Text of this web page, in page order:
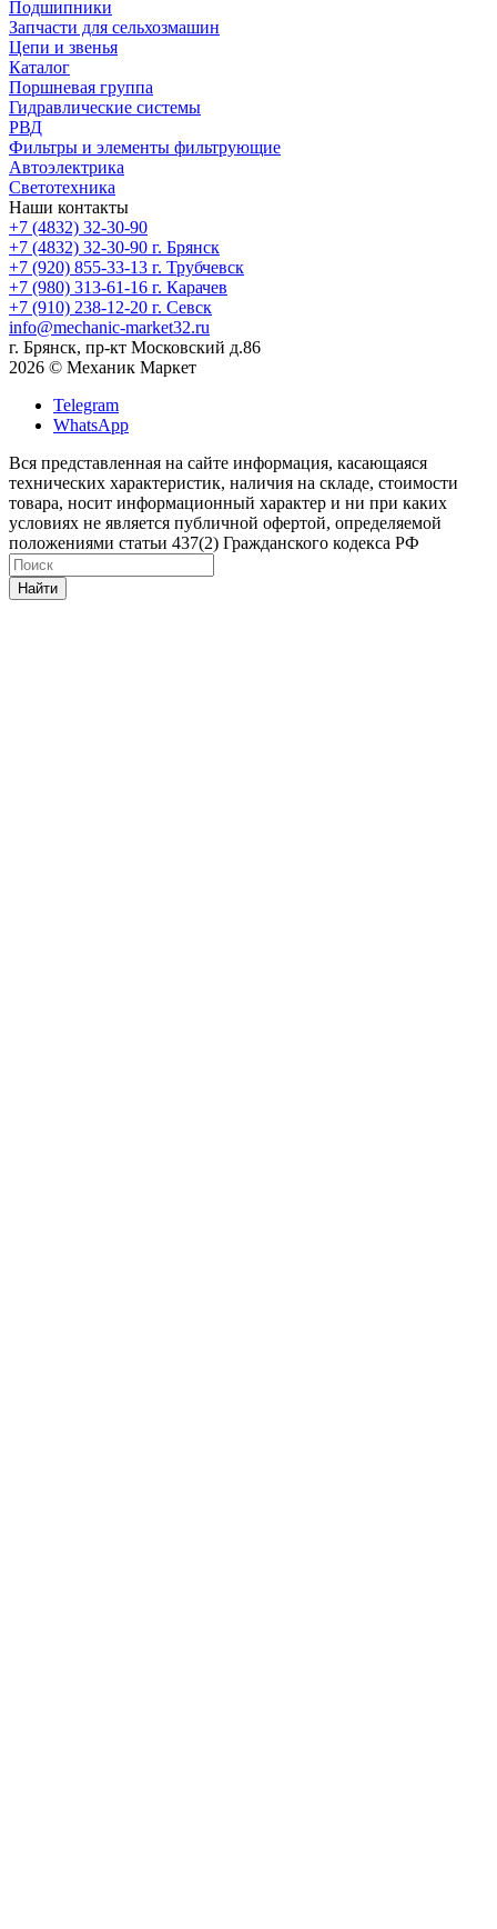
Подшипники
Запчасти для сельхозмашин
Цепи и звенья
Каталог
Поршневая группа
Гидравлические системы
РВД
Фильтры и элементы фильтрующие
Автоэлектрика
Светотехника
Наши контакты
+7 (4832) 32-30-90
+7 (4832) 32-30-90 г. Брянск
+7 (920) 855-33-13 г. Трубчевск
+7 (980) 313-61-16 г. Карачев
+7 (910) 238-12-20 г. Севск
info@mechanic-market32.ru
г. Брянск, пр-кт Московский д.86
2026 © Механик Маркет
Telegram
WhatsApp
Вся представленная на сайте информация, касающаяся
технических характеристик, наличия на складе, стоимости
товара, носит информационный характер и ни при каких
условиях не является публичной офертой, определяемой
положениями статьи 437(2) Гражданского кодекса РФ
Найти